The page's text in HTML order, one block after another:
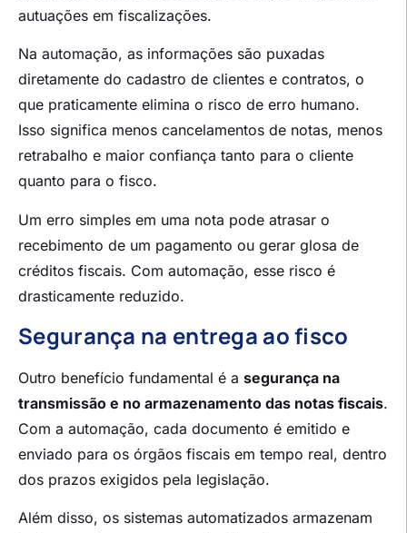
autuações em fiscalizações.
Na automação, as informações são puxadas
diretamente do cadastro de clientes e contratos, o
que praticamente elimina o risco de erro humano.
Isso significa menos cancelamentos de notas, menos
retrabalho e maior confiança tanto para o cliente
quanto para o fisco.
Um erro simples em uma nota pode atrasar o
recebimento de um pagamento ou gerar glosa de
créditos fiscais. Com automação, esse risco é
drasticamente reduzido.
Segurança na entrega ao fisco
Outro benefício fundamental é a segurança na
transmissão e no armazenamento das notas fiscais.
Com a automação, cada documento é emitido e
enviado para os órgãos fiscais em tempo real, dentro
dos prazos exigidos pela legislação.
Além disso, os sistemas automatizados armazenam